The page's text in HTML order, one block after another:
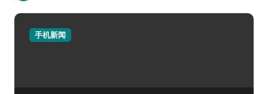
手机新闻